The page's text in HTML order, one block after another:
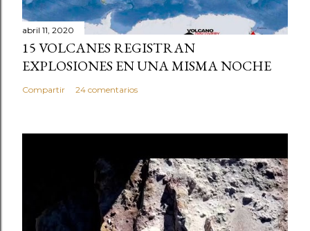
abril 11, 2020
15 VOLCANES REGISTRAN
EXPLOSIONES EN UNA MISMA NOCHE
Compartir 24 comentarios